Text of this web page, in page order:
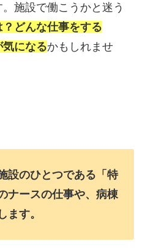
施設で働こうかと迷う
？どんな仕事をする
になるかもしれませ
設のひとつである「特
ナースの仕事や、病棟
ます。